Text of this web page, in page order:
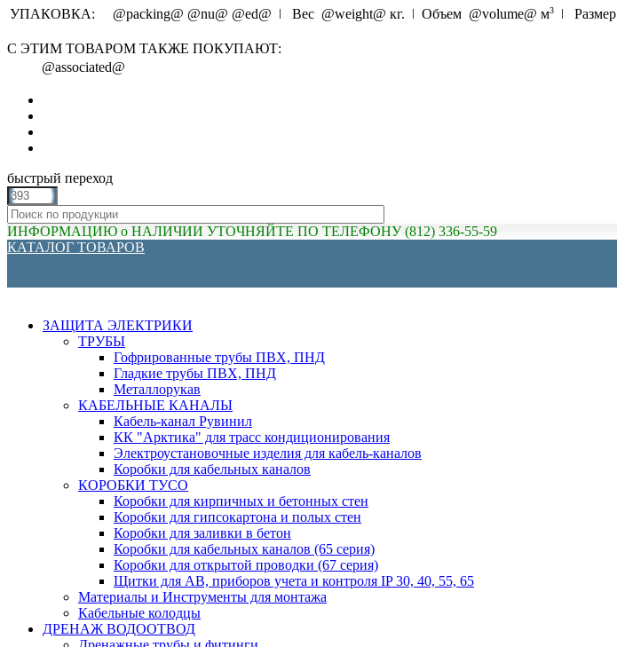
УПАКОВКА: @packing@ @nu@ @ed@ ǀ Вес @weight@ кг. ǀ Объем @volume@ м3 ǀ Размер
С ЭТИМ ТОВАРОМ ТАКЖЕ ПОКУПАЮТ:
@associated@
быстрый переход
ИНФОРМАЦИЮ о НАЛИЧИИ УТОЧНЯЙТЕ ПО ТЕЛЕФОНУ (812) 336-55-59
КАТАЛОГ ТОВАРОВ
ЗАЩИТА ЭЛЕКТРИКИ
ТРУБЫ
Гофрированные трубы ПВХ, ПНД
Гладкие трубы ПВХ, ПНД
Металлорукав
КАБЕЛЬНЫЕ КАНАЛЫ
Кабель-канал Рувинил
КК "Арктика" для трасс кондиционирования
Электроустановочные изделия для кабель-каналов
Коробки для кабельных каналов
КОРОБКИ ТУСО
Коробки для кирпичных и бетонных стен
Коробки для гипсокартона и полых стен
Коробки для заливки в бетон
Коробки для кабельных каналов (65 серия)
Коробки для открытой проводки (67 серия)
Щитки для АВ, приборов учета и контроля IP 30, 40, 55, 65
Материалы и Инструменты для монтажа
Кабельные колодцы
ДРЕНАЖ ВОДООТВОД